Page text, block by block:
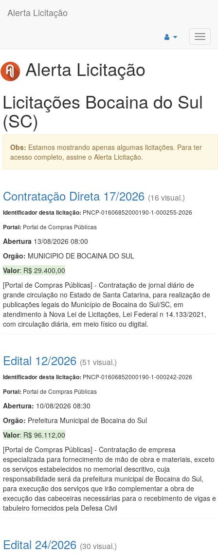
Alerta Licitação
Alerta Licitação
Licitações Bocaina do Sul
(SC)
Obs: Estamos mostrando apenas algumas licitações. Para ter
acesso completo, assine o Alerta Licitação.
Contratação Direta 17/2026 (16 visual.)
Identificador desta licitação: PNCP-01606852000190-1-000255-2026
Portal: Portal de Compras Públicas
Abertura 13/08/2026 08:00
Orgão: MUNICIPIO DE BOCAINA DO SUL
Valor: R$ 29.400,00
[Portal de Compras Públicas] - Contratação de jornal diário de
grande circulação no Estado de Santa Catarina, para realização de
publicações legais do Município de Bocaina do Sul/SC, em
atendimento à Nova Lei de Licitações, Lei Federal n 14.133/2021,
com circulação diária, em meio físico ou digital.
Edital 12/2026 (51 visual.)
Identificador desta licitação: PNCP-01606852000190-1-000242-2026
Portal: Portal de Compras Públicas
Abertura: 10/08/2026 08:30
Orgão: Prefeitura Municipal de Bocaina do Sul
Valor: R$ 96.112,00
[Portal de Compras Públicas] - Contratação de empresa
especializada para fornecimento de mão de obra e materiais, exceto
os serviços estabelecidos no memorial descritivo, cuja
responsabilidade será da prefeitura municipal de Bocaina do Sul,
para execução dos serviços que irão complementar a obra de
execução das cabeceiras necessárias para o recebimento de vigas e
tabuleiro fornecidos pela Defesa Civil
Edital 24/2026 (30 visual.)